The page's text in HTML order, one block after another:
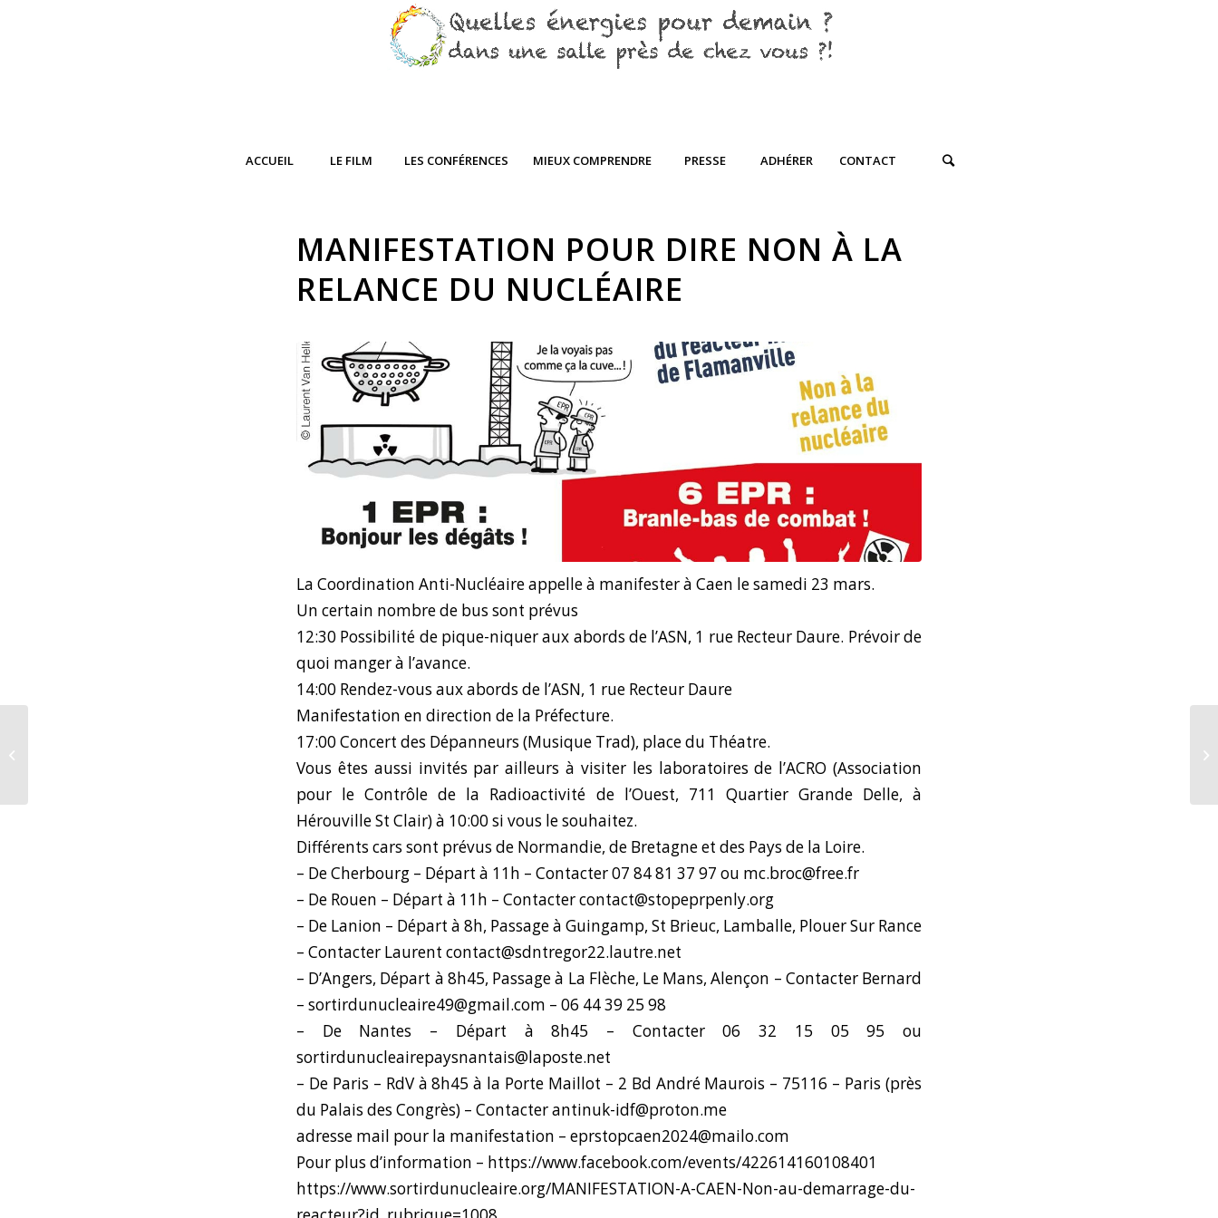
ACCUEIL LE FILM LES CONFÉRENCES MIEUX COMPRENDRE PRESSE ADHÉRER CONTACT
MANIFESTATION POUR DIRE NON À LA
RELANCE DU NUCLÉAIRE
La Coordination Anti-Nucléaire appelle à manifester à Caen le samedi 23 mars.
Un certain nombre de bus sont prévus
12:30 Possibilité de pique-niquer aux abords de l’ASN, 1 rue Recteur Daure. Prévoir de
quoi manger à l’avance.
14:00 Rendez-vous aux abords de l’ASN, 1 rue Recteur Daure
Manifestation en direction de la Préfecture.
17:00 Concert des Dépanneurs (Musique Trad), place du Théatre.
Vous êtes aussi invités par ailleurs à visiter les laboratoires de l’ACRO (Association
pour le Contrôle de la Radioactivité de l’Ouest, 711 Quartier Grande Delle, à
Hérouville St Clair) à 10:00 si vous le souhaitez.
Différents cars sont prévus de Normandie, de Bretagne et des Pays de la Loire.
– De Cherbourg – Départ à 11h – Contacter 07 84 81 37 97 ou mc.broc@free.fr
– De Rouen – Départ à 11h – Contacter contact@stopeprpenly.org
– De Lanion – Départ à 8h, Passage à Guingamp, St Brieuc, Lamballe, Plouer Sur Rance
– Contacter Laurent contact@sdntregor22.lautre.net
– D’Angers, Départ à 8h45, Passage à La Flèche, Le Mans, Alençon – Contacter Bernard
– sortirdunucleaire49@gmail.com – 06 44 39 25 98
– De Nantes – Départ à 8h45 – Contacter 06 32 15 05 95 ou
sortirdunucleairepaysnantais@laposte.net
– De Paris – RdV à 8h45 à la Porte Maillot – 2 Bd André Maurois – 75116 – Paris (près
du Palais des Congrès) – Contacter antinuk-idf@proton.me
adresse mail pour la manifestation – eprstopcaen2024@mailo.com
Pour plus d’information – https://www.facebook.com/events/422614160108401
https://www.sortirdunucleaire.org/MANIFESTATION-A-CAEN-Non-au-demarrage-du-